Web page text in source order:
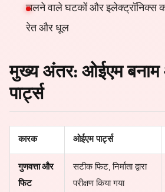
चलने वाले घटकों और इलेक्ट्रॉनिक्स
रेत और धूल
मुख्य अंतर: ओईएम बनाम
पार्ट्स
कारक ओईएम पार्ट्स
गुणवत्ता और
फिट
सटीक फिट, निर्माता द्वारा
परीक्षण किया गया